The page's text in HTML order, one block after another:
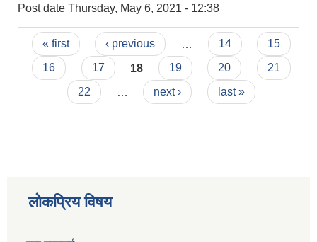
Post date Thursday, May 6, 2021 - 12:38
Pages
« first ‹ previous 14
15
16
17 18 19 20
21
22
next › last »
लोकप्रिय विषय